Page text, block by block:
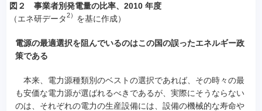
図２ 事業者別発電量の比率、2010 年度
（エネ研データ2） を基に作成）
電源の最適選択を阻んでいるのはこの国の誤ったエネルギー政
策である
本来、電力源種類別のベストの選択であれば、その時々の最
も安価な電力源が選ばれるべきであるが、実際にそうならない
のは、それぞれの電力の生産設備には、設備の機械的な寿命や